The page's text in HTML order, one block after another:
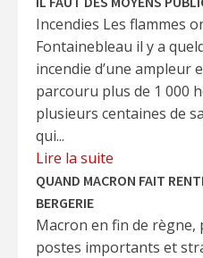
Incendies Les flammes
Fontainebleau il y a
incendie d’une ampleur
parcouru plus de 1 000
plusieurs centaines de
qui...
Lire la suite
QUAND MACRON FAIT
BERGERIE
Macron en fin de règne,
postes importants et